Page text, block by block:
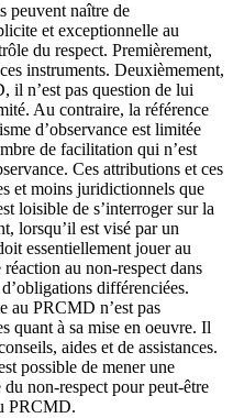
peuvent naître de
et exceptionnelle au
du respect. Premièrement,
instruments. Deuxièmement,
il n’est pas question de lui
Au contraire, la référence
d’observance est limitée
de facilitation qui n’est
Ces attributions et ces
et moins juridictionnels que
loisible de s’interroger sur la
lorsqu’il est visé par un
essentiellement jouer au
au non-respect dans
différenciées.
au PRCMD n’est pas
quant à sa mise en oeuvre. Il
aides et de assistances.
possible de mener une
non-respect pour peut-être
PRCMD.